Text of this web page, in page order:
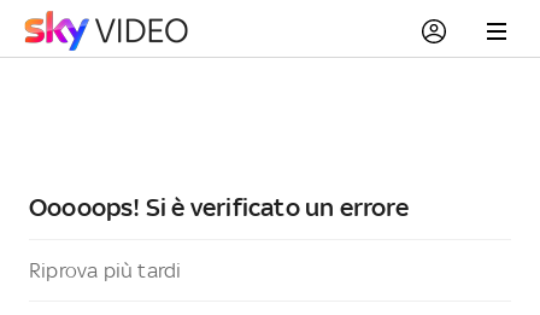
Ooooops! Si è verificato un errore
Riprova più tardi